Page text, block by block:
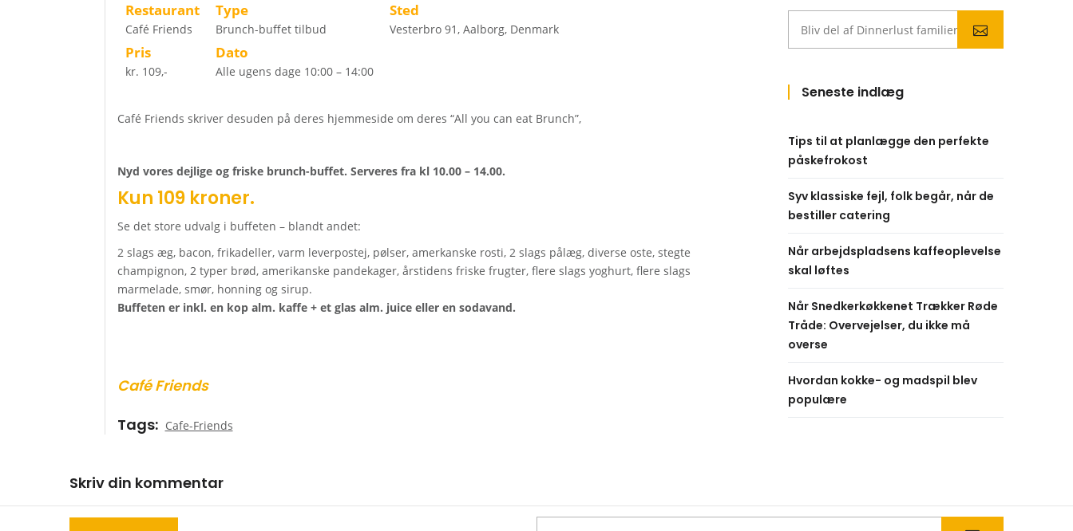
Restaurant
Café Friends
Type
Brunch-buffet tilbud
Sted
Vesterbro 91, Aalborg, Denmark
Pris
kr. 109,-
Dato
Alle ugens dage 10:00 – 14:00
Café Friends skriver desuden på deres hjemmeside om deres “All you can eat Brunch”,
Nyd vores dejlige og friske brunch-buffet. Serveres fra kl 10.00 – 14.00.
Kun 109 kroner.
Se det store udvalg i buffeten – blandt andet:
2 slags æg, bacon, frikadeller, varm leverpostej, pølser, amerkanske rosti, 2 slags pålæg, diverse oste, stegte
champignon, 2 typer brød, amerikanske pandekager, årstidens friske frugter, flere slags yoghurt, flere slags
marmelade, smør, honning og sirup.
Buffeten er inkl. en kop alm. kaffe + et glas alm. juice eller en sodavand.
Café Friends
Tags
Cafe-Friends
Skriv din kommentar
Kommentar*
Seneste indlæg
Tips til at planlægge den perfekte
påskefrokost
Syv klassiske fejl, folk begår, når de
bestiller catering
Når arbejdspladsens kaffeoplevelse
skal løftes
Når Snedkerkøkkenet Trækker Røde
Tråde: Overvejelser, du ikke må
overse
Hvordan kokke- og madspil blev
populære